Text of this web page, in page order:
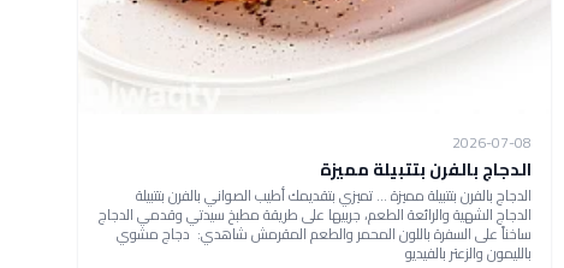
2026-07-08
الدجاج بالفرن بتتبيلة مميزة
الدجاج بالفرن بتتبيلة مميزة ... تميزي بتقديمك أطيب الصواني بالفرن بتتبيلة
الدجاج الشهية والرائعة الطعم، جربيها على طريقة مطبخ سيدتي وقدمي الدجاج
ساخناً على السفرة باللون المحمر والطعم المقرمش شاهدي: دجاج مشوي
بالليمون والزعتر بالفيديو